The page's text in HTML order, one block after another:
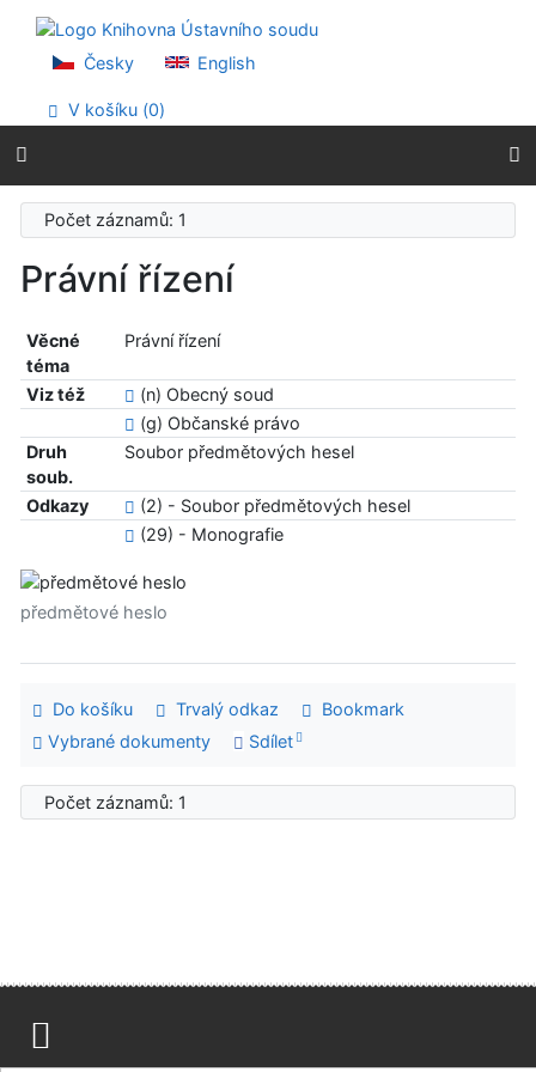
Přejít na menu
Prohlášení o webové přístupnosti
Česky English
V košíku (0)
Počet záznamů: 1
Právní řízení
Věcné
téma
Právní řízení
Viz též
(n) Obecný soud
(g) Občanské právo
Druh
soub.
Soubor předmětových hesel
Odkazy
(2) - Soubor předmětových hesel
(29) - Monografie
předmětové heslo
Do košíku Trvalý odkaz
Bookmark
Vybrané dokumenty
Sdílet
Počet záznamů: 1